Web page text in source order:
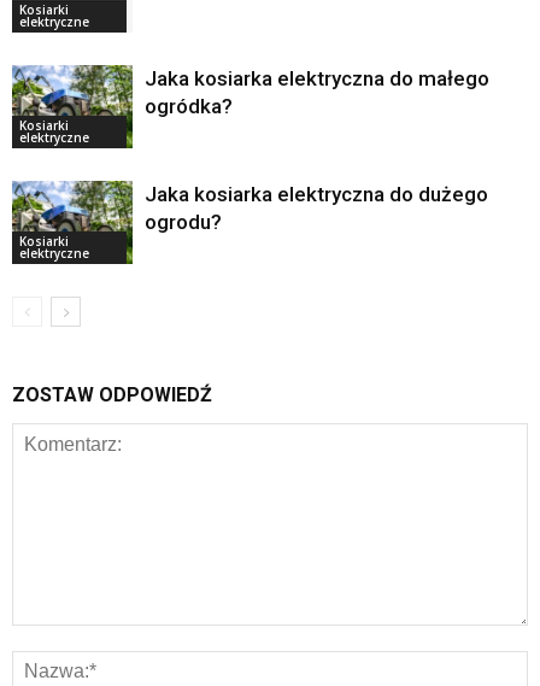
Kosiarki
elektryczne
Kosiarki
elektryczne
Jaka kosiarka elektryczna do małego
ogródka?
Kosiarki
elektryczne
Jaka kosiarka elektryczna do dużego
ogrodu?
ZOSTAW ODPOWIEDŹ